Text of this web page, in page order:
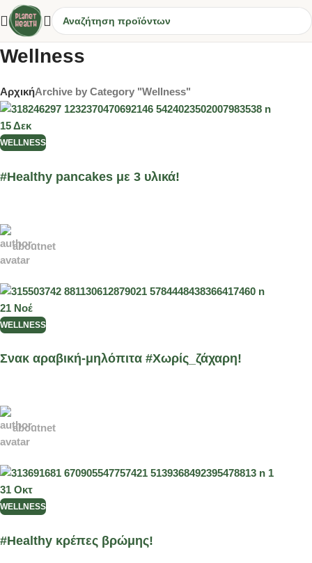
Wellness
ΑρχικήArchive by Category "Wellness"
15Δεκ
WELLNESS
#Healthy pancakes με 3 υλικά!
aboutnet
21 Νοέ
WELLNESS
Σνακ αραβική-μηλόπιτα #Χωρίς_ζάχαρη!
aboutnet
31 Οκτ
WELLNESS
#Healthy κρέπες βρώμης!